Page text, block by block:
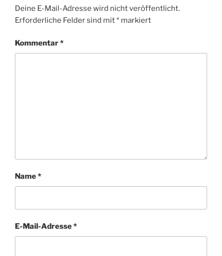
Deine E-Mail-Adresse wird nicht veröffentlicht.
Erforderliche Felder sind mit* markiert
Kommentar*
Name*
E-Mail-Adresse*